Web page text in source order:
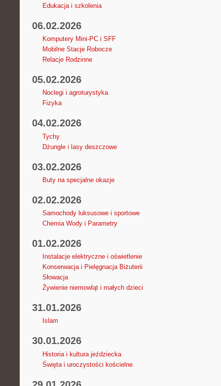
Edukacja i szkolenia
06.02.2026
Komputery Mini-PC i SFF
Mobilne Stacje Robocze
Relacje Rodzinne
05.02.2026
Noclegi i agroturystyka
Fizyka
04.02.2026
Tychy
Dżungle i lasy deszczowe
03.02.2026
Buty na specjalne okazje
02.02.2026
Samochody luksusowe i sportowe
Chemia Wody i Parametry
01.02.2026
Instalacje elektryczne i oświetlenie
Konserwacja i Pielęgnacja Biżuterii
Słowacja
Żywienie niemowląt i małych dzieci
31.01.2026
Islam
30.01.2026
Historia i kultura jeździecka
Święta i uroczystości kościelne